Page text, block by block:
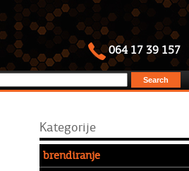
064 17 39 157
Kategorije
brendiranje